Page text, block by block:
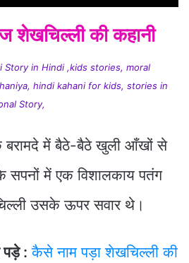
शेखचिल्ली की कहानी
Story in Hindi ,kids stories, moral
hindi kahani for kids, stories in
Story,
में बैठे-बैठे खुली आँखों से
में एक विशालकाय पतंग
उसके ऊपर सवार थे।
पड़े : कैसे नाम पड़ा शेखचिल्ली की